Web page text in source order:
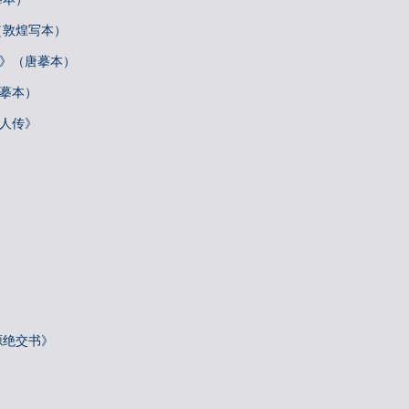
煌写本）
（唐摹本）
本）
传》
交书》